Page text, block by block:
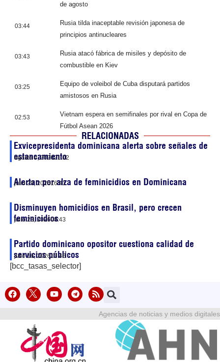
de agosto
03:44
Rusia tilda inaceptable revisión japonesa de
principios antinucleares
03:43
Rusia atacó fábrica de misiles y depósito de
combustible en Kiev
03:25
Equipo de voleibol de Cuba disputará partidos
amistosos en Rusia
02:53
Vietnam espera en semifinales por rival en Copa de
Fútbol Asean 2026
RELACIONADAS
Exvicepresidenta dominicana alerta sobre señales de
estancamiento
agosto 4, 202621:02
Alertan por alza de feminicidios en Dominicana
julio 29, 202616:41
Disminuyen homicidios en Brasil, pero crecen
feminicidios
julio 23, 202608:43
Partido dominicano opositor cuestiona calidad de
servicios públicos
julio 16, 202613:46
[bcc_tasas_selector]
Agencias de noticias y medios digitales